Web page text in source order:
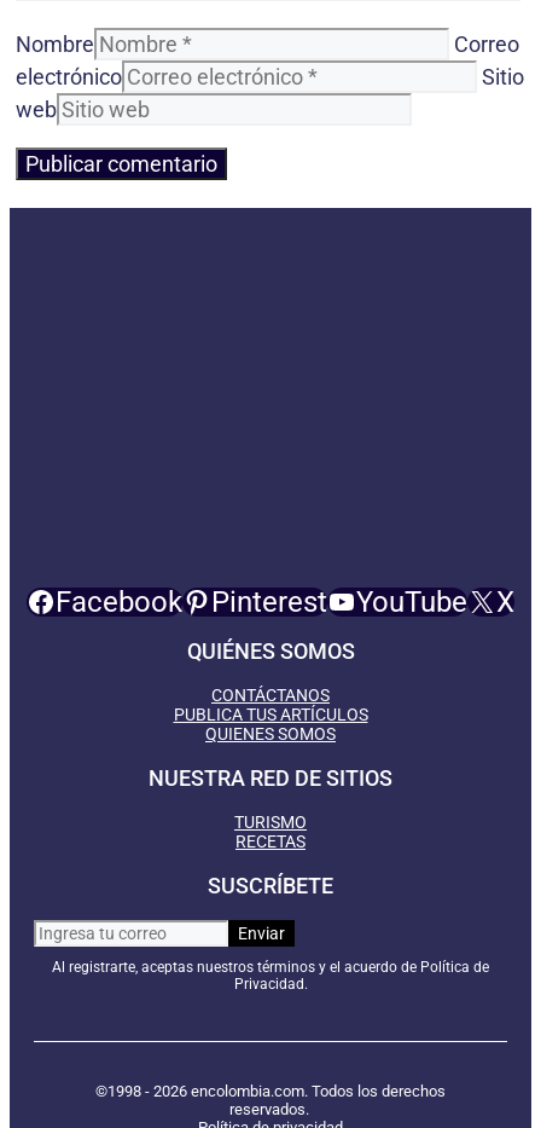
Nombre
Correo
electrónico
Sitio
web
Facebook Pinterest YouTube X
QUIÉNES SOMOS
CONTÁCTANOS
PUBLICA TUS ARTÍCULOS
QUIENES SOMOS
NUESTRA RED DE SITIOS
TURISMO
RECETAS
SUSCRÍBETE
Al registrarte, aceptas nuestros términos y el acuerdo de Política de
Privacidad.
©1998 - 2026 encolombia.com. Todos los derechos
reservados.